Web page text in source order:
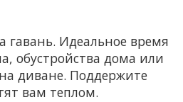
Идеальное время
обустройства дома или
диване. Поддержите
вам теплом.